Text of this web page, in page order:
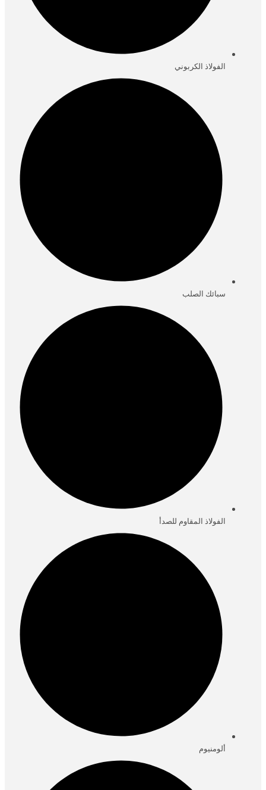
الفولاذ الكربوني
سبائك الصلب
الفولاذ المقاوم للصدأ
ألومنيوم